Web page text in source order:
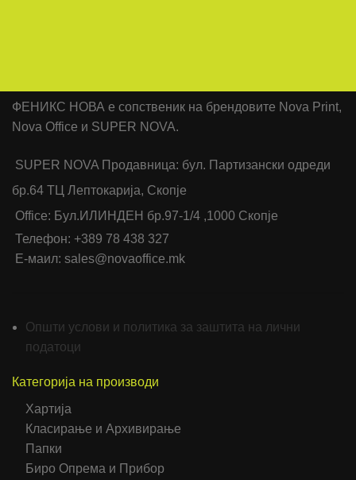
ФЕНИКС НОВА е сопственик на брендовите Nova Print,
Nova Office и SUPER NOVA.
SUPER NOVA Продавница: бул. Партизански одреди
бр.64 ТЦ Лептокарија, Скопје
Office: Бул.ИЛИНДЕН бр.97-1/4 ,1000 Скопје
Телефон: +389 78 438 327
Е-маил: sales@novaoffice.mk
Општи услови и политика за заштита на лични
податоци
Категорија на производи
Хартија
Класирање и Архивирање
Папки
Биро Опрема и Прибор